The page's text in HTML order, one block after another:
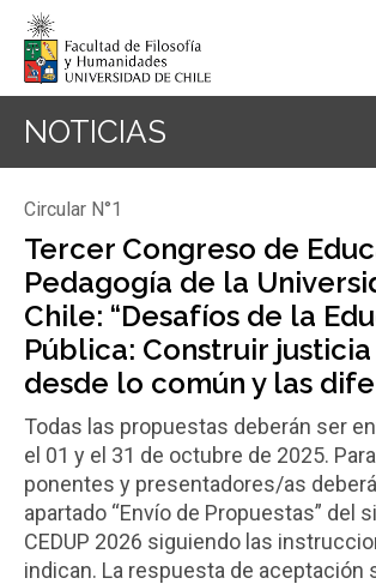
POSTGRADO
INVESTIGACIÓN
EXTENSIÓN
BIBLIOTECA
DEPARTAMENTOS
FACULTAD
NOTICIAS
Circular N°1
Tercer Congreso de
Pedagogía de la
Chile: “Desafíos de la
Pública: Construir
desde lo común y las
Todas las propuestas deberán ser
el 01 y el 31 de octubre de 2025.
ponentes y presentadores/as
apartado “Envío de Propuestas” del
CEDUP 2026 siguiendo las
indican. La respuesta de aceptación